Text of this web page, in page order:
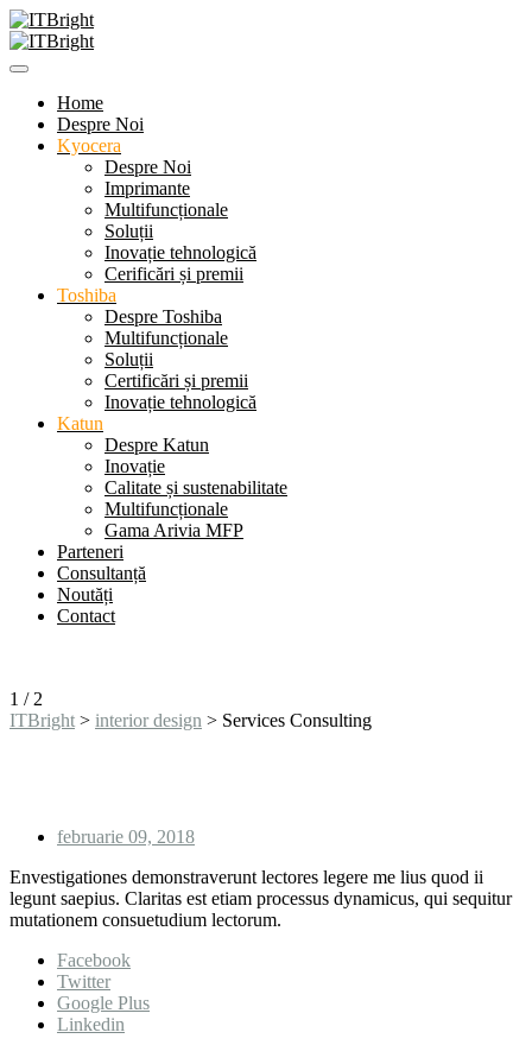
Home
Despre Noi
Kyocera
Despre Noi
Imprimante
Multifuncționale
Soluții
Inovație tehnologică
Cerificări și premii
Toshiba
Despre Toshiba
Multifuncționale
Soluții
Certificări și premii
Inovație tehnologică
Katun
Despre Katun
Inovație
Calitate și sustenabilitate
Multifuncționale
Gama Arivia MFP
Parteneri
Consultanță
Noutăți
Contact
1 / 2
ITBright > interior design > Services Consulting
februarie 09, 2018
Envestigationes demonstraverunt lectores legere me lius quod ii
legunt saepius. Claritas est etiam processus dynamicus, qui sequitur
mutationem consuetudium lectorum.
Facebook
Twitter
Google Plus
Linkedin